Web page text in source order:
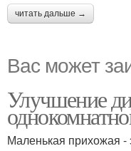
читать дальше →
Вас может
Улучшение
Маленькая прихожая -